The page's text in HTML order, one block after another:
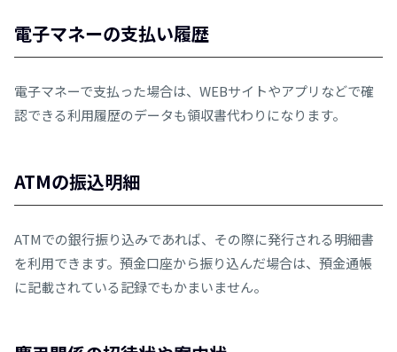
電子マネーの支払い履歴
電子マネーで支払った場合は、WEBサイトやアプリなどで確
認できる利用履歴のデータも領収書代わりになります。
ATMの振込明細
ATMでの銀行振り込みであれば、その際に発行される明細書
を利用できます。預金口座から振り込んだ場合は、預金通帳
に記載されている記録でもかまいません。